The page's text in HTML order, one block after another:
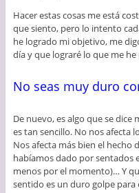
Hacer estas cosas me está
que siento, pero lo intento
he logrado mi objetivo, me
día y que lograré lo que me
No seas muy duro
De nuevo, es algo que se
es tan sencillo. No nos afecta
Nos afecta más bien el hecho
habíamos dado por sentados
menos por el momento)… Y
sentido es un duro golpe